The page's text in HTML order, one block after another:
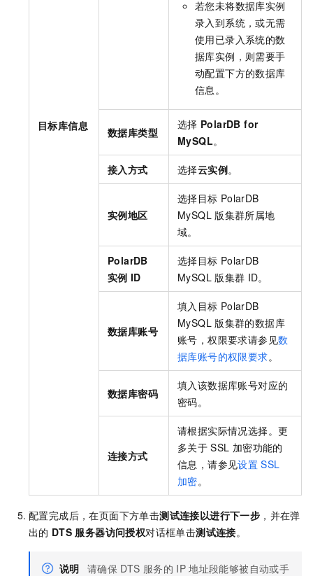
目标库信息
若您未将数据库实例
录入到系统，或无需
使用已录入系统的数
据库实例，则需要手
动配置下方的数据库
信息。
数据库类型
选择 PolarDB for
MySQL。
接入方式 选择云实例。
实例地区
选择目标 PolarDB
MySQL 版集群所属地
域。
PolarDB
实例 ID
选择目标 PolarDB
MySQL 版集群 ID。
数据库账号
填入目标 PolarDB
MySQL 版集群的数据库
账号，权限要求请参见数
据库账号的权限要求。
数据库密码
填入该数据库账号对应的
密码。
连接方式
请根据实际情况选择。更
多关于 SSL 加密功能的
信息，请参见设置 SSL
加密。
配置完成后，在页面下方单击测试连接以进行下一步 ，并在弹
出的 DTS 服务器访问授权对话框单击测试连接。
说明 请确保 DTS 服务的 IP 地址段能够被自动或手